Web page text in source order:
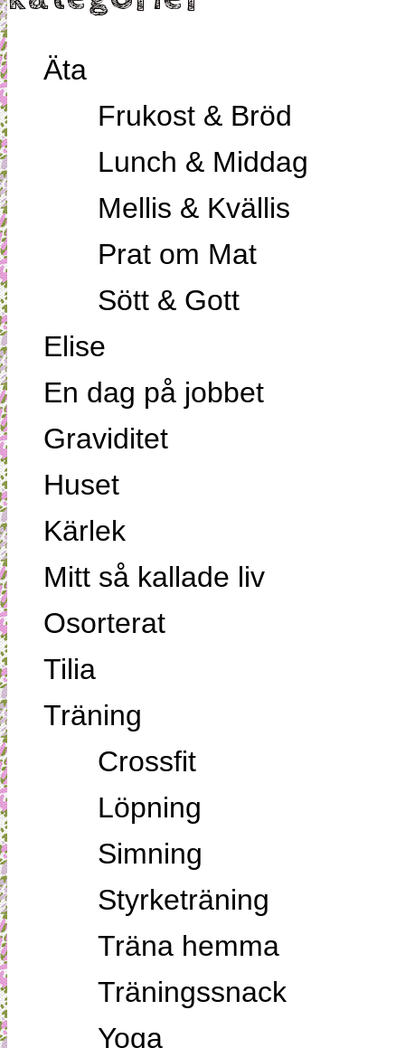
Äta
Frukost & Bröd
Lunch & Middag
Mellis & Kvällis
Prat om Mat
Sött & Gott
Elise
En dag på jobbet
Graviditet
Huset
Kärlek
Mitt så kallade liv
Osorterat
Tilia
Träning
Crossfit
Löpning
Simning
Styrketräning
Träna hemma
Träningssnack
Yoga